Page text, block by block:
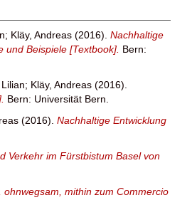
; Kläy, Andreas (2016). Nachhaltige
und Beispiele [Textbook]. Bern:
; Kläy, Andreas (2016).
Bern: Universität Bern.
(2016). Nachhaltige Entwicklung
Verkehr im Fürstbistum Basel von
mithin zum Commercio